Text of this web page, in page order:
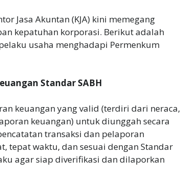
Jasa Akuntan (KJA) kini memegang
kepatuhan korporasi. Berikut adalah
usaha menghadapi Permenkum
Standar SABH
keuangan yang valid (terdiri dari neraca,
keuangan) untuk diunggah secara
transaksi dan pelaporan
tepat waktu, dan sesuai dengan Standar
agar siap diverifikasi dan dilaporkan